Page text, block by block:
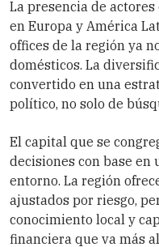
La presencia de
en Europa y América
offices de la región ya
domésticos. La
convertido en una
político, no solo de
El capital que se
decisiones con base
entorno. La región
ajustados por riesgo,
conocimiento local y
financiera que va más